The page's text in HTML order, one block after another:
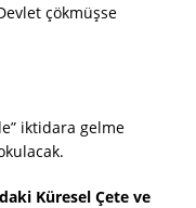
çökmüşse
iktidara gelme
Küresel Çete ve